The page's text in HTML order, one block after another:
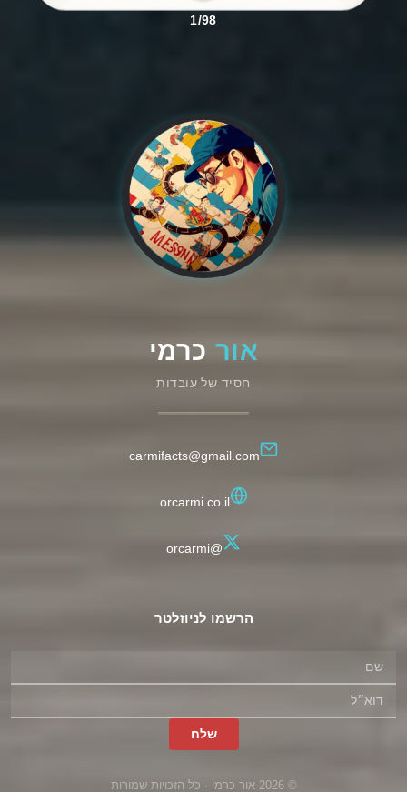
1/98
אור כרמי
חסיד של עובדות
carmifacts@gmail.com
orcarmi.co.il
@orcarmi
הרשמו לניוזלטר
Leave
empty
שלח
© 2026 אור כרמי · כל הזכויות שמורות